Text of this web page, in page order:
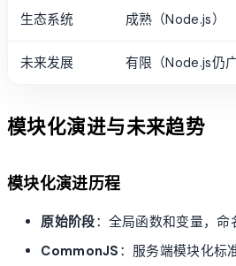
生态系统 成熟（Node.js）
未来发展 有限（Node.js仍
模块化演进与未来趋势
模块化演进历程
原始阶段：全局函数和变量，命
CommonJS ：服务端模块化标